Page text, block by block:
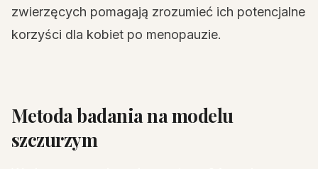
zwierzęcych pomagają zrozumieć ich potencjalne
korzyści dla kobiet po menopauzie.
Metoda badania na modelu
szczurzym